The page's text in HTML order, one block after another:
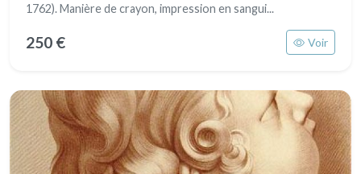
1762). Manière de crayon, impression en sangui...
250 € Voir